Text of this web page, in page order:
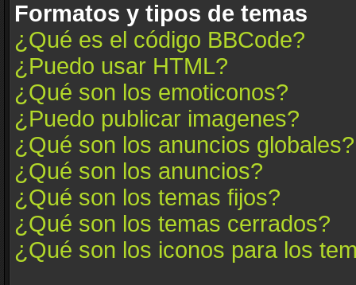
Formatos y tipos de temas
¿Qué es el código BBCode?
¿Puedo usar HTML?
¿Qué son los emoticonos?
¿Puedo publicar imagenes?
¿Qué son los anuncios globales?
¿Qué son los anuncios?
¿Qué son los temas fijos?
¿Qué son los temas cerrados?
¿Qué son los iconos para los